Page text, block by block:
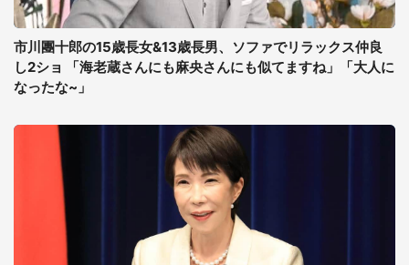
市川團十郎の15歳長女&13歳長男、ソファでリラックス仲良
し2ショ 「海老蔵さんにも麻央さんにも似てますね」「大人に
なったな~」